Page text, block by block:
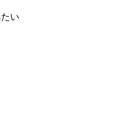
い